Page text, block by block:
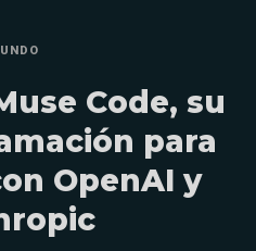
Code, su
para
OpenAI y